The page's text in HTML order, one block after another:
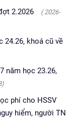
2.2026
( 2026-
24.26, khoá cũ về
năm học 23.26,
phí cho HSSV
hiểm, người TN